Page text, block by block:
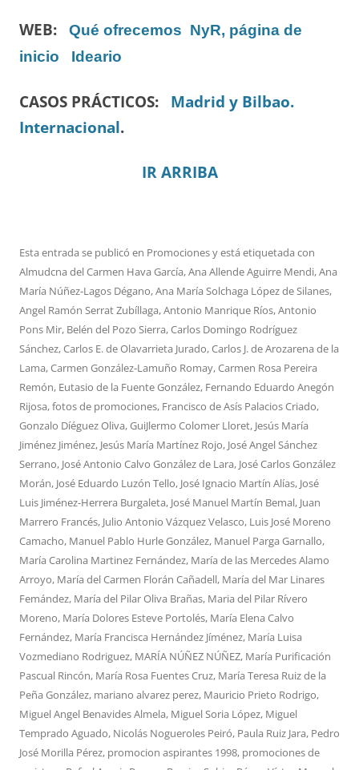
WEB: Qué ofrecemos NyR, página de
inicio
Ideario
CASOS PRÁCTICOS: Madrid y Bilbao.
Internacional.
IR ARRIBA
Esta entrada se publicó en Promocionesy está etiquetada con
Almudcna del Carmen Hava García,Ana Allende Aguirre Mendi,Ana
María Núñez-Lagos Dégano,Ana María Solchaga López de Silanes,
Angel Ramón Serrat Zubíllaga,Antonio Manrique Ríos,Antonio
Pons Mir, Belén del Pozo Sierra,Carlos Domingo Rodríguez
Sánchez,Carlos E. de Olavarrieta Jurado,Carlos J. de Arozarena de la
Lama,Carmen González-Lamuño Romay,Carmen Rosa Pereira
Remón, Eutasio de la Fuente González, Fernando Eduardo Anegón
Rijosa,fotos de promociones, Francisco de Asís Palacios Criado,
Gonzalo Díéguez Oliva,GuiJlermo Colomer Lloret, Jesús María
Jiménez Jiménez, Jesús María Martínez Rojo, José Angel Sánchez
Serrano, José Antonio Calvo González de Lara, José Carlos González
Morán, José Eduardo Luzón Tello, José Ignacio Martín Alías, José
Luis Jiménez-Herrera Burgaleta, José Manuel Martín Bemal, Juan
Marrero Francés, Julio Antonio Vázquez Velasco, Luis José Moreno
Camacho, Manuel Pablo Hurle González, Manuel Parga Garnallo,
María Carolina Martinez Fernández, María de las Mercedes Alamo
Arroyo, María del Carmen Florán Cañadell, María del Mar Linares
Femández, María del Pilar Oliva Brañas, Maria del Pilar Rívero
Moreno, María Dolores Esteve Portolés, María Elena Calvo
Fernández, María Francisca Hernández Jíménez, María Luisa
Vozmediano Rodriguez, MARÍA NÚÑEZ NÚÑEZ, María Purificación
Pascual Rincón, María Rosa Fuentes Cruz, María Teresa Ruiz de la
Peña González, mariano alvarez perez, Mauricio Prieto Rodrigo,
Miguel Angel Benavides Almela, Miguel Soria López, Miguel
Temprado Aguado, Nicolás Nogueroles Peiró, Paula Ruiz Jara, Pedro
José Morilla Pérez, promocion aspirantes 1998, promociones de